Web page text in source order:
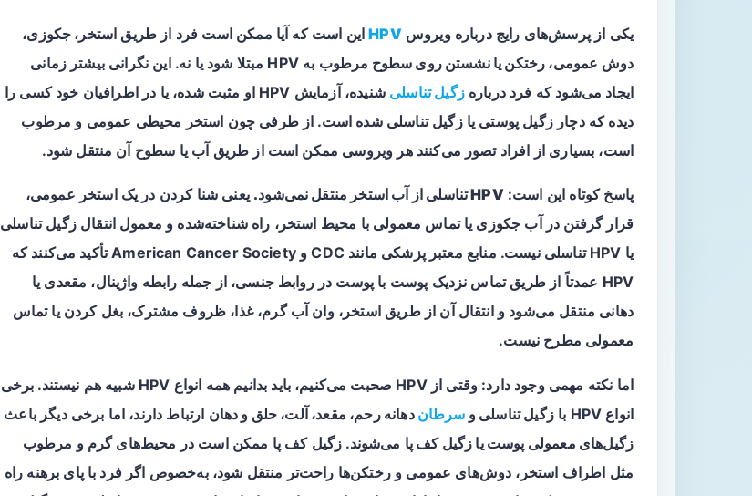
یکی از پرسش‌های رایج درباره ویروسHPVاین است که آیا ممکن است فرد از طریق استخر، جکوزی،
دوش عمومی، رختکن یا نشستن روی سطوح مرطوب
به HPV مبتلا شود یا نه. این نگرانی بیشتر زمانی
ایجاد می‌شود که فرد دربارهزگیل تناسلی
شنیده، آزمایش HPV او مثبت شده، یا در اطرافیان خود کسی را
دیده که دچار زگیل پوستی یا زگیل تناسلی شده است. از طرفی چون استخر محیطی عمومی و مرطوب
است، بسیاری از افراد تصور می‌کنند هر ویروسی ممکن است از طریق آب یا سطوح آن منتقل شود.
پاسخ کوتاه این است:HPV تناسلی از آب استخر منتقل نمی‌شود.
یعنی شنا کردن در یک استخر عمومی،
قرار گرفتن در آب جکوزی یا تماس معمولی با محیط استخر، راه شناخته‌شده و معمول انتقال زگیل تناسلی
یا HPV تناسلی نیست. منابع معتبر پزشکی مانند CDC و American Cancer Society تأکید می‌کنند که
HPV عمدتاً از طریق تماس نزدیک پوست با پوست در روابط جنسی، از جمله رابطه واژینال، مقعدی یا
دهانی منتقل می‌شود و انتقال آن از طریق استخر، وان آب گرم، غذا، ظروف مشترک، بغل کردن یا تماس
معمولی مطرح نیست.
اما نکته مهمی وجود دارد: وقتی از HPV صحبت می‌کنیم، باید بدانیم همه انواع HPV شبیه هم نیستند. برخی
انواع HPV با
زگیل تناسلی و سرطان دهانه رحم، مقعد، آلت، حلق و دهان ارتباط دارند، اما برخی دیگر باعث
زگیل‌های معمولی پوست یا زگیل کف پا می‌شوند. زگیل کف پا ممکن است در محیط‌های گرم و مرطوب
مثل اطراف استخر، دوش‌های عمومی و رختکن‌ها راحت‌تر منتقل شود، به‌خصوص اگر فرد با پای برهنه راه